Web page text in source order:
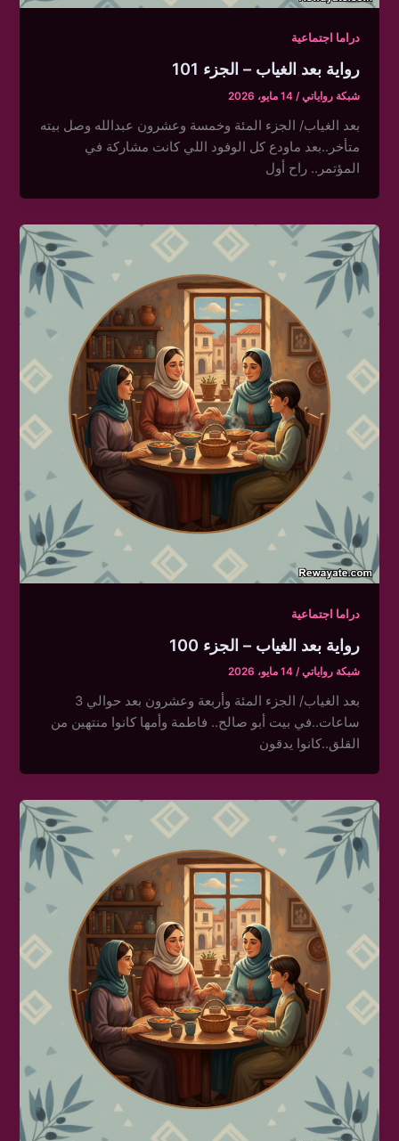
دراما اجتماعية
رواية بعد الغياب – الجزء 101
شبكة رواياتي/14 مايو، 2026
بعد الغياب/ الجزء المئة وخمسة وعشرون عبدالله وصل بيته
متأخر..بعد ماودع كل الوفود اللي كانت مشاركة في
المؤتمر.. راح أول
دراما اجتماعية
رواية بعد الغياب – الجزء 100
شبكة رواياتي/14 مايو، 2026
بعد الغياب/ الجزء المئة وأربعة وعشرون بعد حوالي 3
ساعات..في بيت أبو صالح.. فاطمة وأمها كانوا منتهين من
القلق..كانوا يدقون